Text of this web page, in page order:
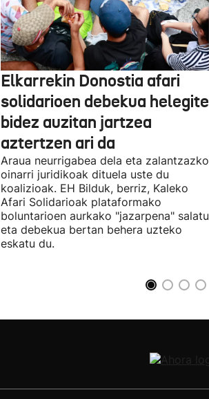
Elkarrekin Donostia afari
solidarioen debekua helegite
bidez auzitan jartzea
aztertzen ari da
Araua neurrigabea dela eta zalantzazko
oinarri juridikoak dituela uste du
koalizioak. EH Bilduk, berriz, Kaleko
Afari Solidarioak plataformako
boluntarioen aurkako "jazarpena" salatu
eta debekua bertan behera uzteko
eskatu du.